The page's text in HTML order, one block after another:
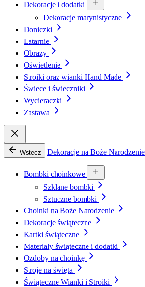
Dekoracje i dodatki
Dekoracje marynistyczne
Doniczki
Latarnie
Obrazy
Oświetlenie
Stroiki oraz wianki Hand Made
Świece i świeczniki
Wycieraczki
Zastawa
Wstecz Dekoracje na Boże Narodzenie
Bombki choinkowe
Szklane bombki
Sztuczne bombki
Choinki na Boże Narodzenie
Dekoracje świąteczne
Kartki świąteczne
Materiały świąteczne i dodatki
Ozdoby na choinkę
Stroje na święta
Świąteczne Wianki i Stroiki